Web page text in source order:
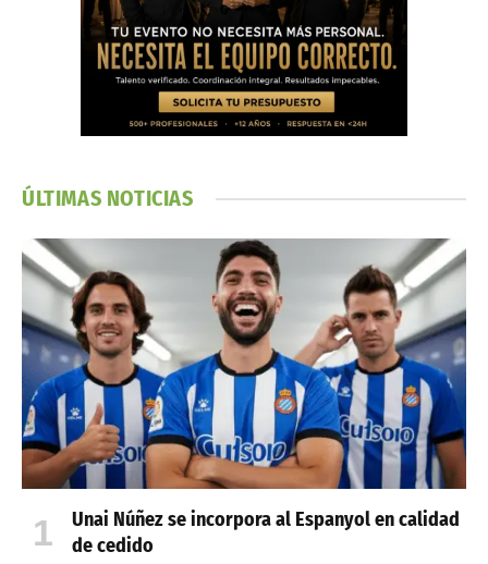
ÚLTIMAS NOTICIAS
Unai Núñez se incorpora al Espanyol en calidad
de cedido